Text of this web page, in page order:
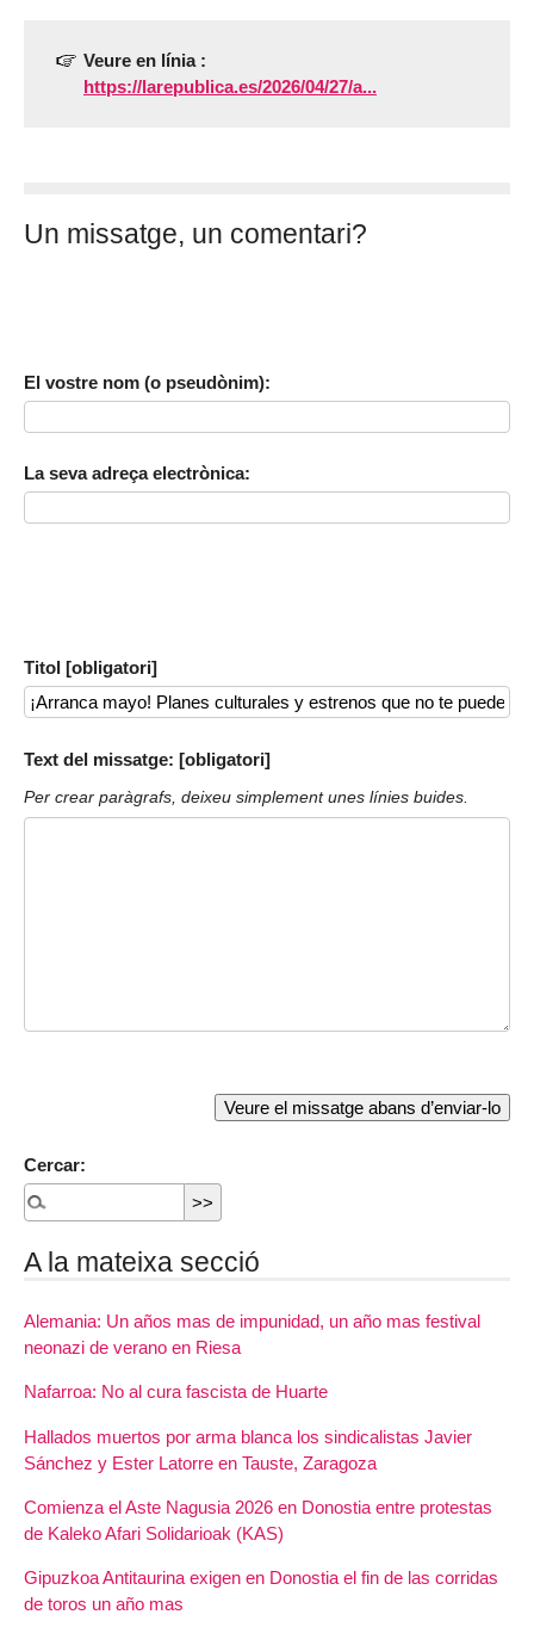
Veure en línia :
https://larepublica.es/2026/04/27/a...
Un missatge, un comentari?
El vostre nom (o pseudònim):
La seva adreça electrònica:
Titol [obligatori]
Text del missatge: [obligatori]
Per crear paràgrafs, deixeu simplement unes línies buides.
Cercar:
A la mateixa secció
Alemania: Un años mas de impunidad, un año mas festival
neonazi de verano en Riesa
Nafarroa: No al cura fascista de Huarte
Hallados muertos por arma blanca los sindicalistas Javier
Sánchez y Ester Latorre en Tauste, Zaragoza
Comienza el Aste Nagusia 2026 en Donostia entre protestas
de Kaleko Afari Solidarioak (KAS)
Gipuzkoa Antitaurina exigen en Donostia el fin de las corridas
de toros un año mas